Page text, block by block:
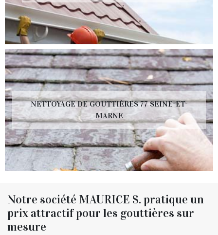
NETTOYAGE DE GOUTTIÈRES 77 SEINE-ET-
MARNE
Notre société MAURICE S. pratique un
prix attractif pour les gouttières sur
mesure